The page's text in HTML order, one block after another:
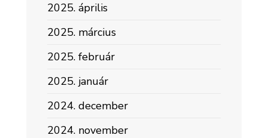
2025. április
2025. március
2025. február
2025. január
2024. december
2024. november